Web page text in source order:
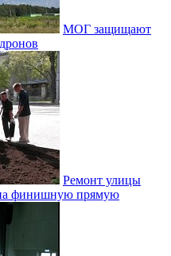
МОГ защищают
Ремонт улицы
финишную прямую